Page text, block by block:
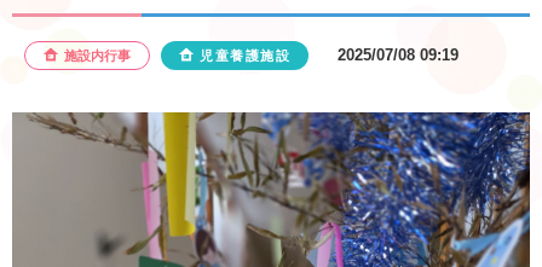
施設内行事 児童養護施設 2025/07/08 09:19